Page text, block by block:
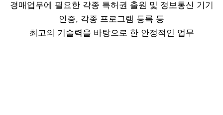
경매업무에 필요한 각종 특허권 출원 및 정보통신 기기
인증, 각종 프로그램 등록 등
최고의 기술력을 바탕으로 한 안정적인 업무